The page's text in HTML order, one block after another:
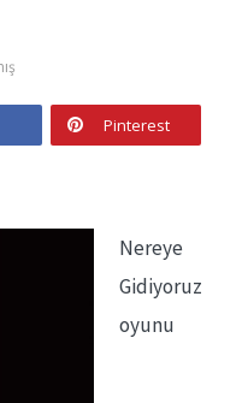
Pinterest
Nereye
Gidiyoruz
oyunu